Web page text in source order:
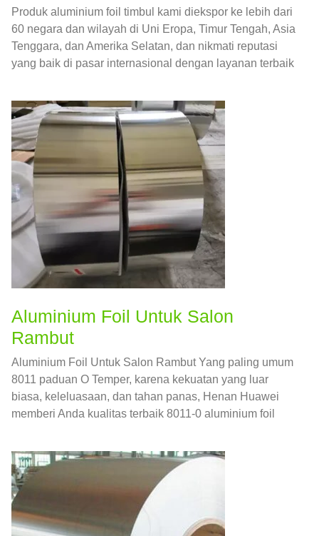
Produk aluminium foil timbul kami diekspor ke lebih dari
60 negara dan wilayah di Uni Eropa, Timur Tengah, Asia
Tenggara, dan Amerika Selatan, dan nikmati reputasi
yang baik di pasar internasional dengan layanan terbaik
Aluminium Foil Untuk Salon
Rambut
Aluminium Foil Untuk Salon Rambut Yang paling umum
8011 paduan O Temper, karena kekuatan yang luar
biasa, keleluasaan, dan tahan panas, Henan Huawei
memberi Anda kualitas terbaik 8011-0 aluminium foil